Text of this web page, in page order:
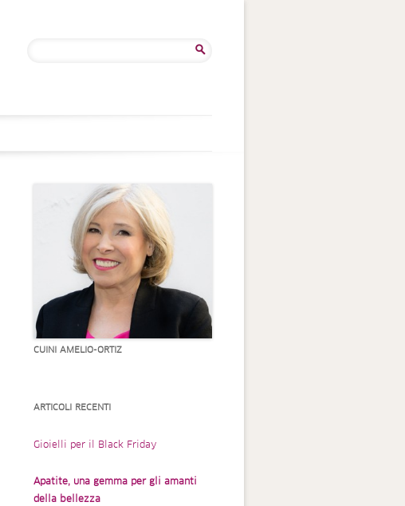
CUINI AMELIO-ORTIZ
ARTICOLI RECENTI
Gioielli per il Black Friday
Apatite, una gemma per gli amanti
della bellezza